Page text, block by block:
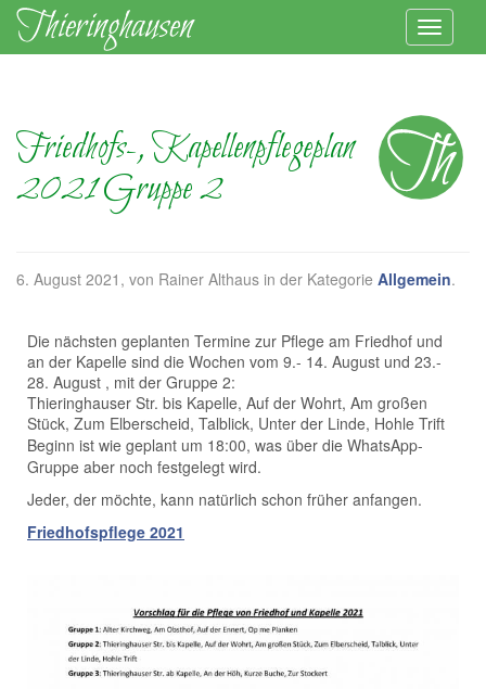
Friedhofs-, Kapellenpflegeplan
2021 Gruppe 2
6. August 2021 , von Rainer Althaus in der Kategorie Allgemein.
Die nächsten geplanten Termine zur Pflege am Friedhof und
an der Kapelle sind die Wochen vom 9.- 14. August und 23.-
28. August , mit der Gruppe 2:
Thieringhauser Str. bis Kapelle, Auf der Wohrt, Am großen
Stück, Zum Elberscheid, Talblick, Unter der Linde, Hohle Trift
Beginn ist wie geplant um 18:00, was über die WhatsApp-
Gruppe aber noch festgelegt wird.
Jeder, der möchte, kann natürlich schon früher anfangen.
Friedhofspflege 2021